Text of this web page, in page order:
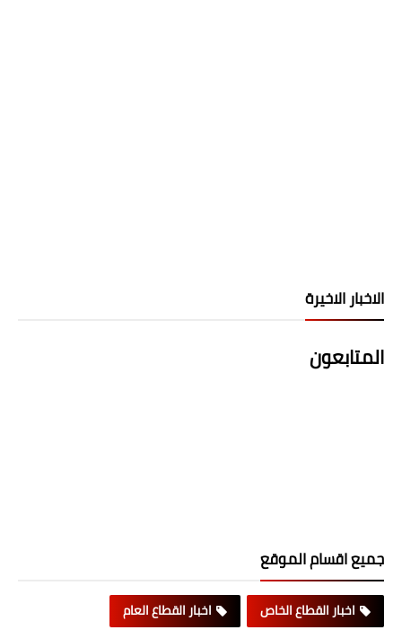
الاخبار الاخيرة
المتابعون
جميع اقسام الموقع
اخبار القطاع الخاص
اخبار القطاع العام